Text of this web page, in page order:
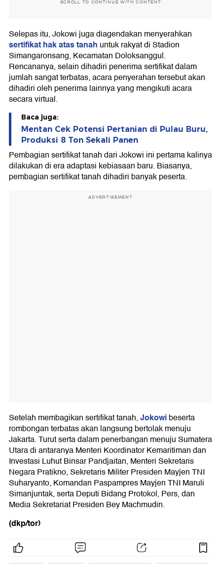
SCROLL TO CONTINUE WITH CONTENT
Selepas itu, Jokowi juga diagendakan menyerahkan
sertifikat hak atas tanah untuk rakyat di Stadion
Simangaronsang, Kecamatan Doloksanggul.
Rencananya, selain dihadiri penerima sertifikat dalam
jumlah sangat terbatas, acara penyerahan tersebut akan
dihadiri oleh penerima lainnya yang mengikuti acara
secara virtual.
Baca juga:
Mentan Cek Potensi Pertanian di Pulau Buru,
Produksi 8 Ton Sekali Panen
Pembagian sertifikat tanah dari Jokowi ini pertama kalinya
dilakukan di era adaptasi kebiasaan baru. Biasanya,
pembagian sertifikat tanah dihadiri banyak peserta.
ADVERTISEMENT
Setelah membagikan sertifikat tanah,Jokowibeserta
rombongan terbatas akan langsung bertolak menuju
Jakarta. Turut serta dalam penerbangan menuju Sumatera
Utara di antaranya Menteri Koordinator Kemaritiman dan
Investasi Luhut Binsar Pandjaitan, Menteri Sekretaris
Negara Pratikno, Sekretaris Militer Presiden Mayjen TNI
Suharyanto, Komandan Paspampres Mayjen TNI Maruli
Simanjuntak, serta Deputi Bidang Protokol, Pers, dan
Media Sekretariat Presiden Bey Machmudin.
(dkp/tor)